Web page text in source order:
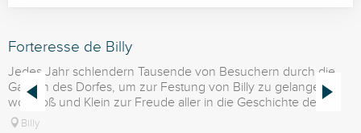
Forteresse de Billy
Jedes Jahr schlendern Tausende von Besuchern durch die
Gassen des Dorfes, um zur Festung von Billy zu gelangen,
wo Groß und Klein zur Freude aller in die Geschichte der...
Billy